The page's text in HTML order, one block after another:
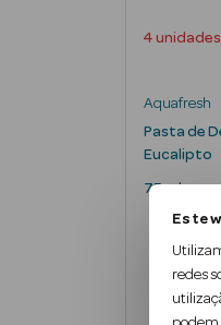
Este
redes
4
Aquafresh
Pasta de
Eucalipto
75 ml